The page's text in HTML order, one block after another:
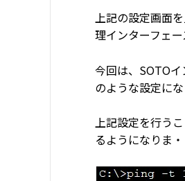
上記の設定画面
理インターフェ
今回は、SOTO
のような設定にな
上記設定を行う
るようになりま・